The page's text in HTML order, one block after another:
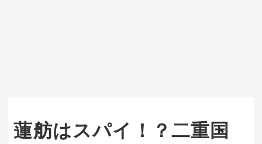
蓮舫はスパイ！？二重国